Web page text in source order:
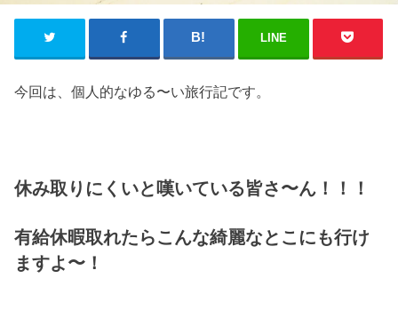
LINE
今回は、個人的なゆる〜い旅行記です。
休み取りにくいと嘆いている皆さ〜ん！！！
有給休暇取れたらこんな綺麗なとこにも行け
ますよ〜！